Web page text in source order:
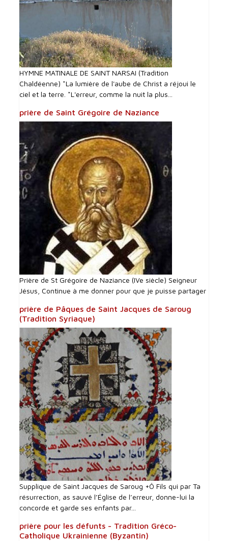
HYMNE MATINALE DE SAINT NARSAI (Tradition
Chaldéenne) *La lumière de l'aube de Christ a réjoui le
ciel et la terre. *L'erreur, comme la nuit la plus...
prière de Saint Grégoire de Naziance
Prière de St Grégoire de Naziance (IVe siècle) Seigneur
Jésus, Continue à me donner pour que je puisse partager
prière de Pâques de Saint Jacques de Saroug
(Tradition Syriaque)
Supplique de Saint Jacques de Saroug +Ô Fils qui par Ta
résurrection, as sauvé l’Église de l’erreur, donne-lui la
concorde et garde ses enfants par...
prière pour les défunts - Tradition Gréco-
Catholique Ukrainienne (Byzantin)